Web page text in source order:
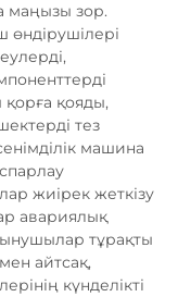
маңызы зор.
өндірушілері
қояды,
тез
машина
жиірек жеткізу
авариялық
тұрақты
айтсақ,
күнделікті